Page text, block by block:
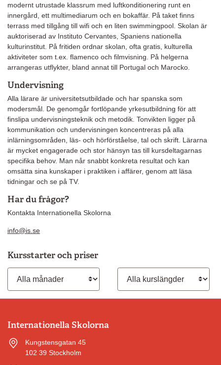
modernt utrustade klassrum med luftkonditionering runt en
innergård, ett multimediarum och en bokaffär. På taket finns
terrass med tillgång till wifi och en liten swimmingpool. Skolan är
auktoriserad av Instituto Cervantes, Spaniens nationella
kulturinstitut. På fritiden ordnar skolan, ofta gratis, kulturella
aktiviteter som t.ex. flamenco och filmvisning. På helgerna
arrangeras utflykter, bland annat till Portugal och Marocko.
Undervisning
Alla lärare är universitetsutbildade och har spanska som
modersmål. De genomgår fortlöpande yrkesutbildning för att
finslipa undervisningsteknik och metodik. Tonvikten ligger på
kommunikation och undervisningen koncentreras på alla
inlärningsområden, läs- och hörförståelse, tal och skrift. Lärarna
är mycket engagerade och stor hänsyn tas till kursdeltagarnas
specifika behov. Man når snabbt konkreta resultat och kan
omsätta sina kunskaper i praktiken i affärer, genom att läsa
tidningar och se på TV.
Har du frågor?
Kontakta Internationella Skolorna
info@is.se
Kursstarter och priser
Internationella Skolorna
Kungstensgatan 45
102 39 Stockholm